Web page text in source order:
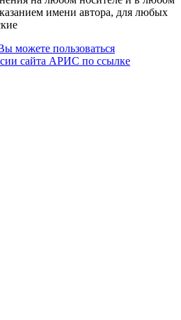
имени автора, для любых
можете пользоваться
сайта АРИС по ссылке